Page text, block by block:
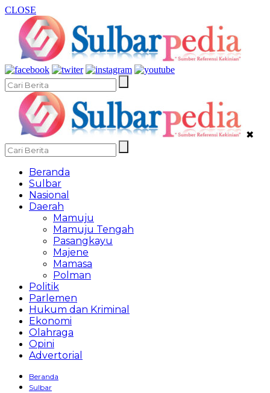
CLOSE
✖
Beranda
Sulbar
Nasional
Daerah
Mamuju
Mamuju Tengah
Pasangkayu
Majene
Mamasa
Polman
Politik
Parlemen
Hukum dan Kriminal
Ekonomi
Olahraga
Opini
Advertorial
Beranda
Sulbar